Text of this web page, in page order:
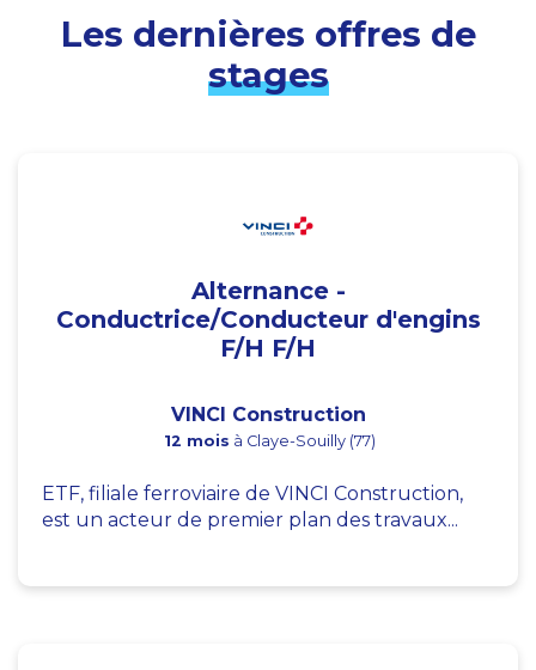
Les dernières offres de
stages
Alternance -
Conductrice/Conducteur d'engins
F/H F/H
VINCI Construction
12 mois à Claye-Souilly (77)
ETF, filiale ferroviaire de VINCI Construction,
est un acteur de premier plan des travaux...